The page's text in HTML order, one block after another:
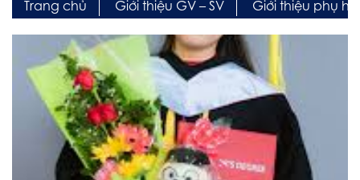
Trang chủ Giới thiệu GV – SV Giới thiệu phụ